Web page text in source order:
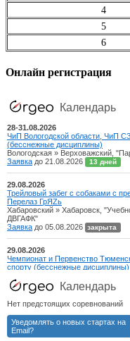
4
5
6
Онлайн регистрация